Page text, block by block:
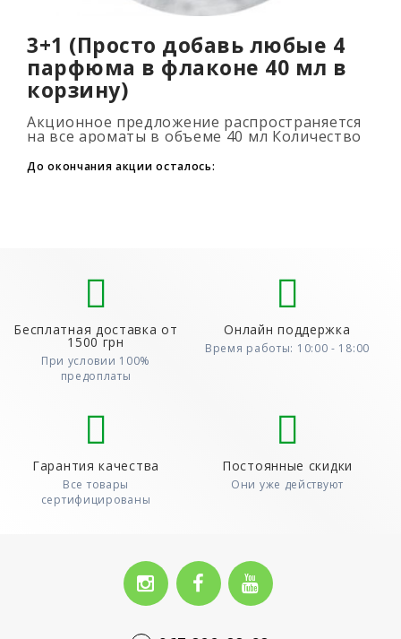
3+1 (Просто добавь любые 4
парфюма в флаконе 40 мл в
корзину)
Акционное предложение распространяется
на все ароматы в объеме 40 мл Количество
9+3) Для того, что бы воспользовать..
До окончания акции осталось:
Бесплатная доставка от
1500 грн
При условии 100%
предоплаты
Онлайн поддержка
Время работы: 10:00 - 18:00
Гарантия качества
Все товары
сертифицированы
Постоянные скидки
Они уже действуют